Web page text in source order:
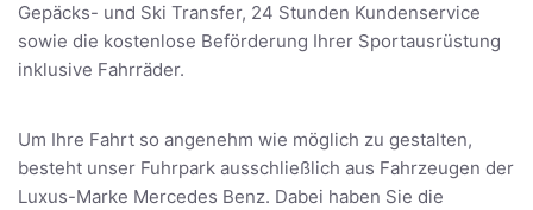
Gepäcks- und Ski Transfer, 24 Stunden Kundenservice
sowie die kostenlose Beförderung Ihrer Sportausrüstung
inklusive Fahrräder.
Um Ihre Fahrt so angenehm wie möglich zu gestalten,
besteht unser Fuhrpark ausschließlich aus Fahrzeugen der
Luxus-Marke Mercedes Benz. Dabei haben Sie die